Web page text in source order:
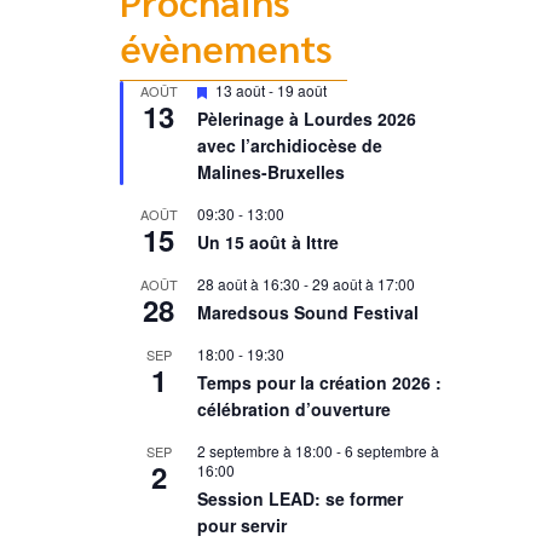
évènements
AOÛT
13
Mis
en
avant
13 août- 19 août
Pèlerinage à Lourdes 2026
avec l’archidiocèse de
Malines-Bruxelles
AOÛT
15
09:30 - 13:00
Un 15 août à Ittre
AOÛT
28
28 août à 16:30 -29 août à 17:00
Maredsous Sound Festival
SEP
1
18:00 - 19:30
Temps pour la création 2026 :
célébration d’ouverture
SEP
2
2 septembre à 18:00 -6 septembre à
16:00
Session LEAD: se former
pour servir